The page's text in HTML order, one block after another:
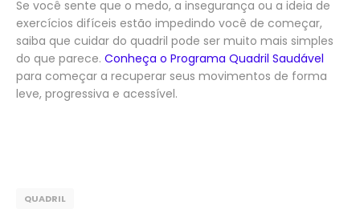
Se você sente que o medo, a insegurança ou a ideia de
exercícios difíceis estão impedindo você de começar,
saiba que cuidar do quadril pode ser muito mais simples
do que parece. Conheça o Programa Quadril Saudável
para começar a recuperar seus movimentos de forma
leve, progressiva e acessível.
QUADRIL